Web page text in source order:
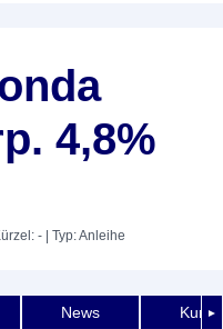
4,8%
- | Typ: Anleihe
►
News